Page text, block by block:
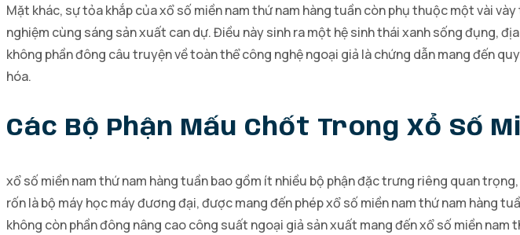
Mặt khác, sự tỏa khắp của xổ số miền nam thứ nam hàng tuần còn phụ thuộc một vài
nghiệm cùng sáng sản xuất can dự. Điều này sinh ra một hệ sinh thái xanh sống đụng,
không phần đông câu truyện về toàn thể công nghệ ngoại giả là chứng dẫn mang đến
hóa.
Các Bộ Phận Mấu Chốt Trong Xổ Số
xổ số miền nam thứ nam hàng tuần bao gồm ít nhiều bộ phận đặc trưng riêng quan
rốn là bộ máy học máy đương đại, được mang đến phép xổ số miền nam thứ nam hàng
không còn phần đông nâng cao công suất ngoại giả sản xuất mang đến xổ số miền